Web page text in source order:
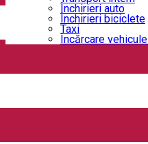
Închirieri auto
Închirieri biciclete
Taxi
Încărcare
auto la cele mai bune tarife
daca ai nevoie de o oferta
la gama economica si pana